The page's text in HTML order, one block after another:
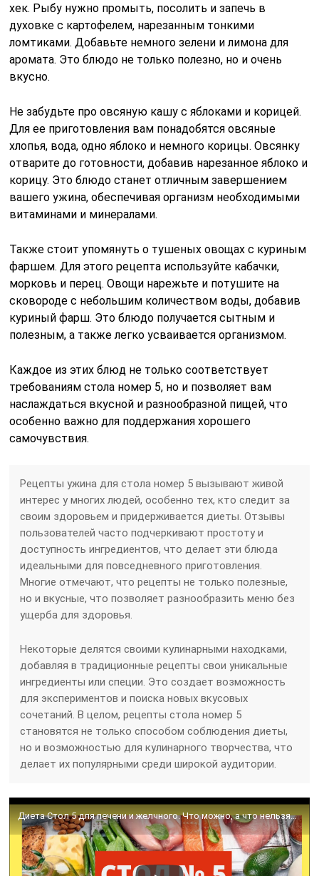
хек. Рыбу нужно промыть, посолить и запечь в
духовке с картофелем, нарезанным тонкими
ломтиками. Добавьте немного зелени и лимона для
аромата. Это блюдо не только полезно, но и очень
вкусно.
Не забудьте про овсяную кашу с яблоками и корицей.
Для ее приготовления вам понадобятся овсяные
хлопья, вода, одно яблоко и немного корицы. Овсянку
отварите до готовности, добавив нарезанное яблоко и
корицу. Это блюдо станет отличным завершением
вашего ужина, обеспечивая организм необходимыми
витаминами и минералами.
Также стоит упомянуть о тушеных овощах с куриным
фаршем. Для этого рецепта используйте кабачки,
морковь и перец. Овощи нарежьте и потушите на
сковороде с небольшим количеством воды, добавив
куриный фарш. Это блюдо получается сытным и
полезным, а также легко усваивается организмом.
Каждое из этих блюд не только соответствует
требованиям стола номер 5, но и позволяет вам
наслаждаться вкусной и разнообразной пищей, что
особенно важно для поддержания хорошего
самочувствия.
Рецепты ужина для стола номер 5 вызывают живой
интерес у многих людей, особенно тех, кто следит за
своим здоровьем и придерживается диеты. Отзывы
пользователей часто подчеркивают простоту и
доступность ингредиентов, что делает эти блюда
идеальными для повседневного приготовления.
Многие отмечают, что рецепты не только полезные,
но и вкусные, что позволяет разнообразить меню без
ущерба для здоровья.
Некоторые делятся своими кулинарными находками,
добавляя в традиционные рецепты свои уникальные
ингредиенты или специи. Это создает возможность
для экспериментов и поиска новых вкусовых
сочетаний. В целом, рецепты стола номер 5
становятся не только способом соблюдения диеты,
но и возможностью для кулинарного творчества, что
делает их популярными среди широкой аудитории.
Диета Стол 5 для печени и желчного. Что можно, а что нельзя? Домашний лечебник